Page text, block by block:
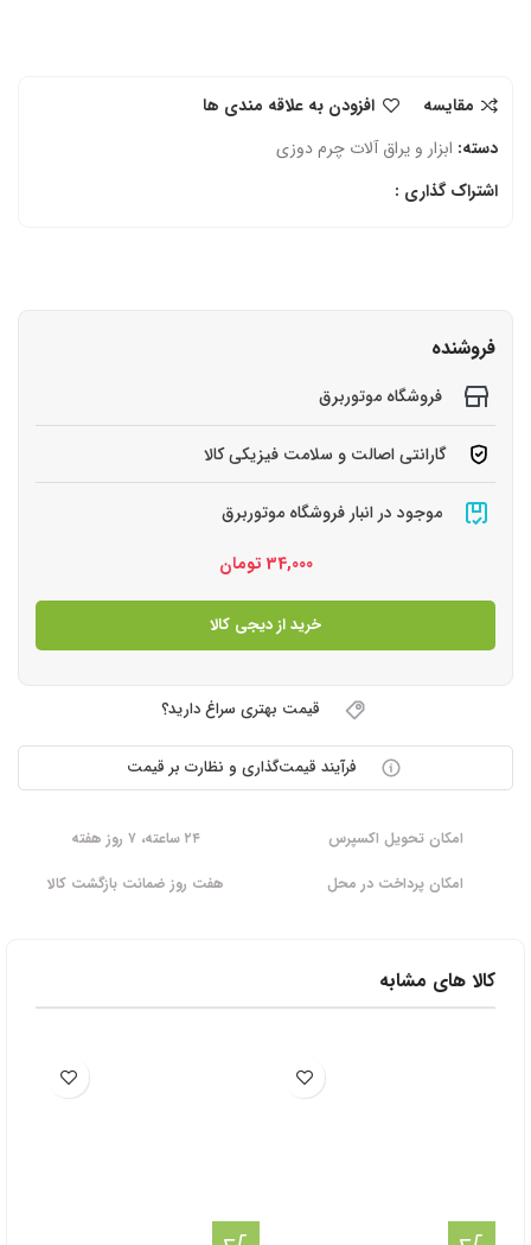
مقایسه
افزودن به علاقه مندی ها
دسته: ابزار و یراق آلات چرم دوزی
اشتراک گذاری :
فروشنده
فروشگاه موتوربرق
گارانتی اصالت و سلامت فیزیکی کالا
موجود در انبار فروشگاه موتوربرق
34,000 تومان
خرید از دیجی کالا
قیمت بهتری سراغ دارید؟
فرآیند قیمت‌گذاری و نظارت بر قیمت
امکان تحویل اکسپرس
۲۴ ساعته، ۷ روز هفته
امکان پرداخت در محل
هفت روز ضمانت بازگشت کالا
کالا های مشابه